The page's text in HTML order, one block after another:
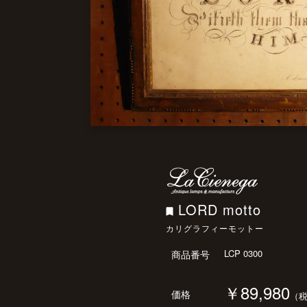
LORD motto
カリグラフィーモットー
商品番号 LCP 0300
価格 ￥89,980 （